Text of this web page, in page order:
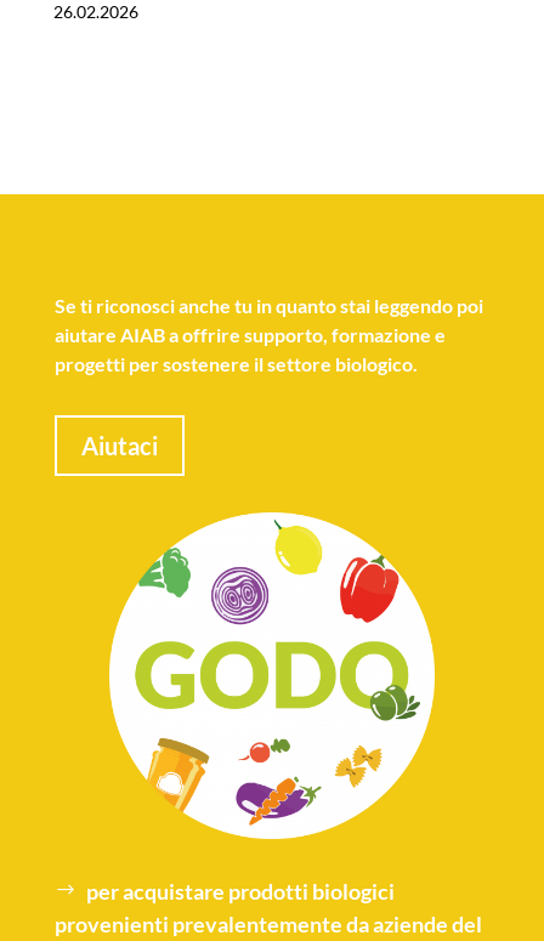
26.02.2026
Se ti riconosci anche tu in quanto stai leggendo poi
aiutare AIAB a offrire supporto, formazione e
progetti per sostenere il settore biologico.
Aiutaci
per acquistare prodotti biologici
provenienti prevalentemente da aziende del